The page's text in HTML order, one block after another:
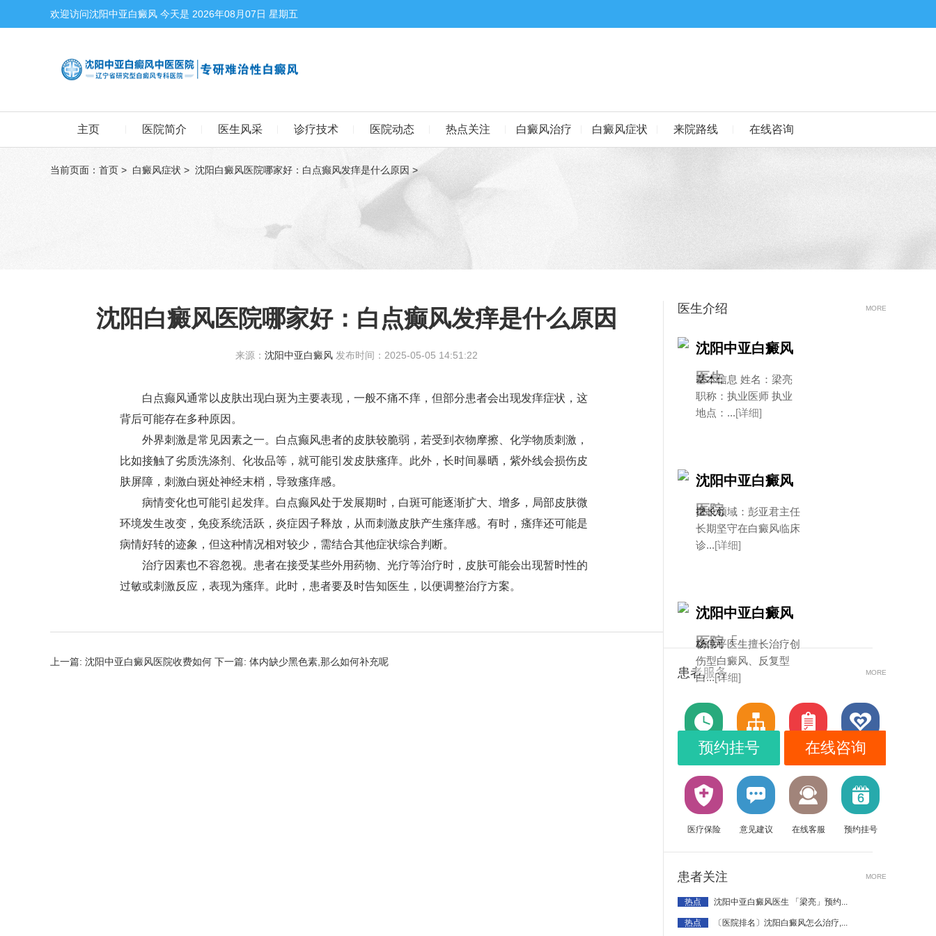
欢迎访问沈阳中亚白癜风 今天是 2026年08月07日 星期五
主页 医院简介 医生风采 诊疗技术 医院动态 热点关注 白癜风治疗 白癜风症状 来院路线 在线咨询
当前页面： 首页 > 白癜风症状 > 沈阳白癜风医院哪家好：白点癫风发痒是什么原因 >
沈阳白癜风医院哪家好：白点癫风发痒是什么原因
来源： 沈阳中亚白癜风 发布时间：2025-05-05 14:51:22
白点癫风通常以皮肤出现白斑为主要表现，一般不痛不痒，但部分患者会出现发痒症状，这
背后可能存在多种原因。
外界刺激是常见因素之一。白点癫风患者的皮肤较脆弱，若受到衣物摩擦、化学物质刺激，
比如接触了劣质洗涤剂、化妆品等，就可能引发皮肤瘙痒。此外，长时间暴晒，紫外线会损伤皮
肤屏障，刺激白斑处神经末梢，导致瘙痒感。
病情变化也可能引起发痒。白点癫风处于发展期时，白斑可能逐渐扩大、增多，局部皮肤微
环境发生改变，免疫系统活跃，炎症因子释放，从而刺激皮肤产生瘙痒感。有时，瘙痒还可能是
病情好转的迹象，但这种情况相对较少，需结合其他症状综合判断。
治疗因素也不容忽视。患者在接受某些外用药物、光疗等治疗时，皮肤可能会出现暂时性的
过敏或刺激反应，表现为瘙痒。此时，患者要及时告知医生，以便调整治疗方案。
上一篇: 沈阳中亚白癜风医院收费如何 下一篇: 体内缺少黑色素,那么如何补充呢
医生介绍 MORE
沈阳中亚白癜风
医生
基本信息 姓名：梁亮
职称：执业医师 执业
地点：...[详细]
沈阳中亚白癜风
医院
擅长领域：彭亚君主任
长期坚守在白癜风临床
诊...[详细]
沈阳中亚白癜风
医院「
杨伟平医生擅长治疗创
伤型白癜风、反复型
白...[详细]
预约挂号 在线咨询
患者服务 MORE
门诊时间 就医流程 出诊时间 患者随访
医疗保险 意见建议 在线客服 预约挂号
患者关注 MORE
热点 沈阳中亚白癜风医生 「梁亮」预约...
热点 〔医院排名〕沈阳白癜风怎么治疗,...